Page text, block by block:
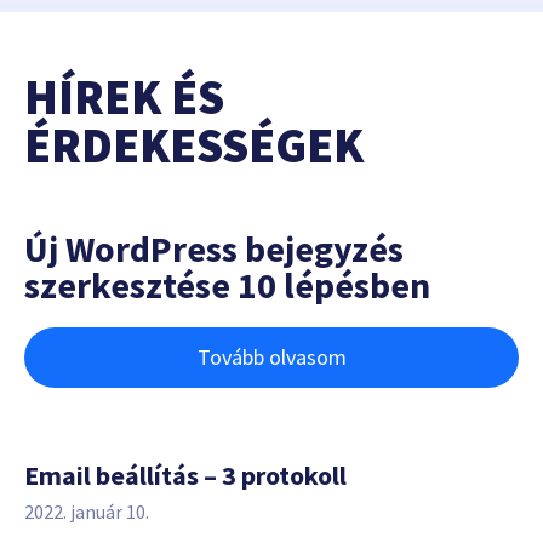
HÍREK ÉS
ÉRDEKESSÉGEK
Új WordPress bejegyzés
szerkesztése 10 lépésben
Tovább olvasom
Email beállítás – 3 protokoll
2022. január 10.